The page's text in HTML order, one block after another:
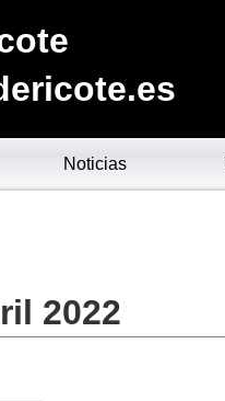
Noticias
2022